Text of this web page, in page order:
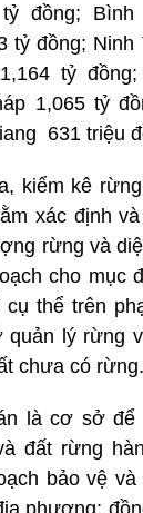
đồng;
tỷ đồng; Ninh
tỷ
1,065 tỷ
631 triệu
kiểm kê
xác định
rừng và
cho mục
thể trên
quản lý rừng
chưa có rừng.
là cơ sở để
đất rừng
bảo vệ
phương;